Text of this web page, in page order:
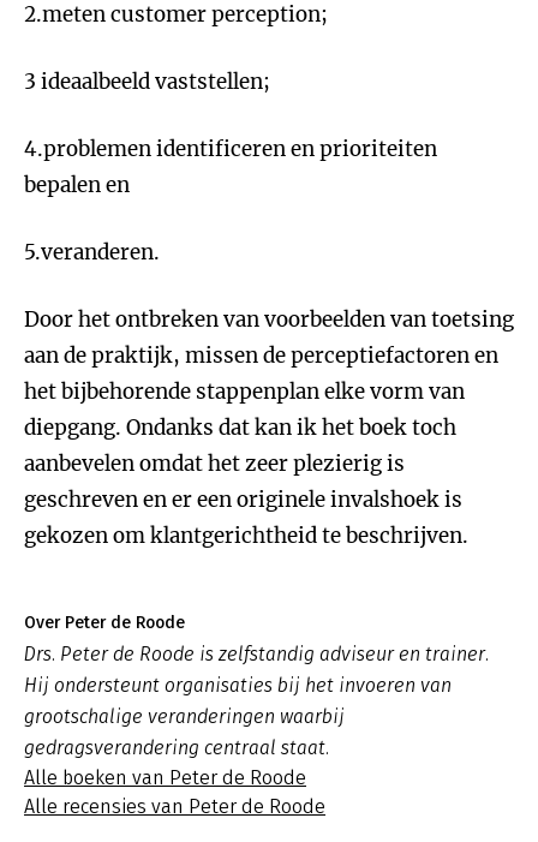
2.meten customer perception;
3 ideaalbeeld vaststellen;
4.problemen identificeren en prioriteiten
bepalen en
5.veranderen.
Door het ontbreken van voorbeelden van toetsing
aan de praktijk, missen de perceptiefactoren en
het bijbehorende stappenplan elke vorm van
diepgang. Ondanks dat kan ik het boek toch
aanbevelen omdat het zeer plezierig is
geschreven en er een originele invalshoek is
gekozen om klantgerichtheid te beschrijven.
Over Peter de Roode
Drs. Peter de Roode is zelfstandig adviseur en trainer.
Hij ondersteunt organisaties bij het invoeren van
grootschalige veranderingen waarbij
gedragsverandering centraal staat.
Alle boeken van Peter de Roode
Alle recensies van Peter de Roode